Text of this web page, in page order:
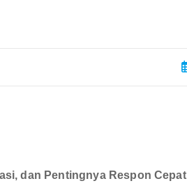
dan Pentingnya Respon Cepat